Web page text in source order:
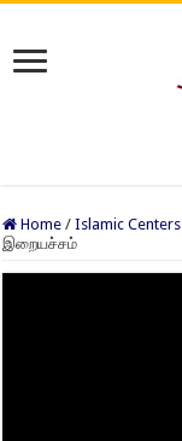
Home / Islamic Centers
இறையச்சம்